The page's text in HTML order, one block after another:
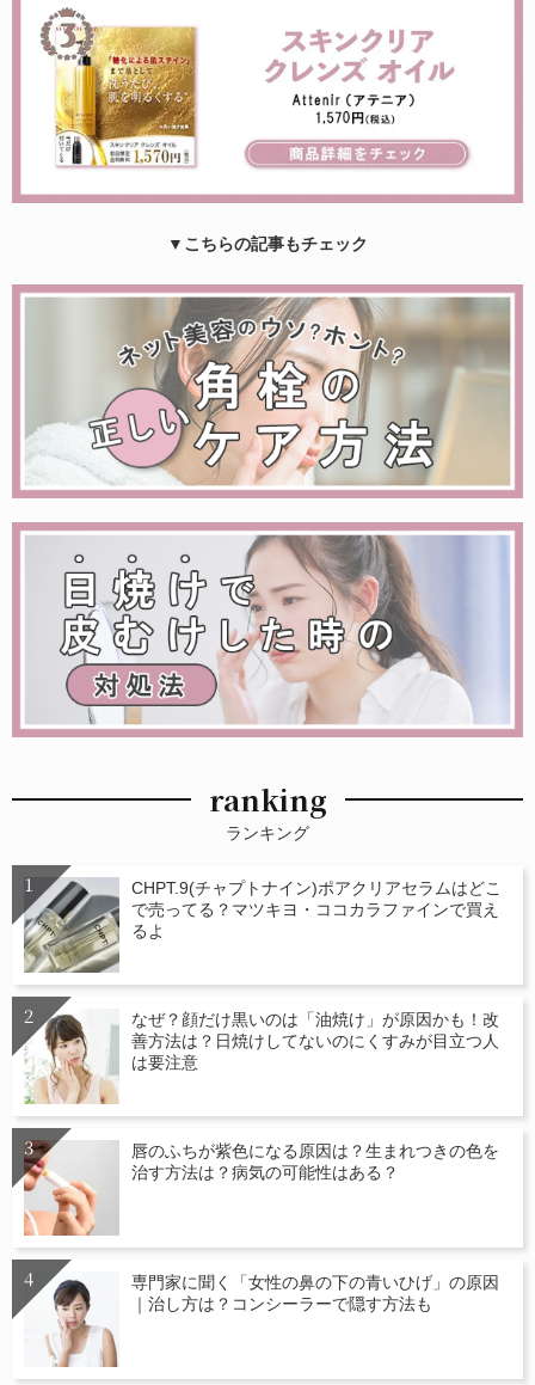
▼こちらの記事もチェック
ranking
ランキング
CHPT.9(チャプトナイン)ポアクリアセラムはどこ
で売ってる？マツキヨ・ココカラファインで買え
るよ
なぜ？顔だけ黒いのは「油焼け」が原因かも！改
善方法は？日焼けしてないのにくすみが目立つ人
は要注意
唇のふちが紫色になる原因は？生まれつきの色を
治す方法は？病気の可能性はある？
専門家に聞く「女性の鼻の下の青いひげ」の原因
｜治し方は？コンシーラーで隠す方法も